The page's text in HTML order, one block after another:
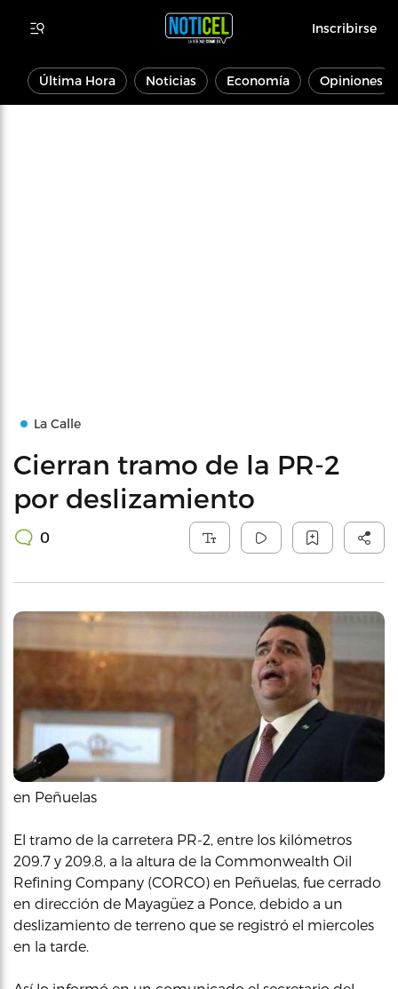
Inscribirse
Última Hora Noticias Economía Opiniones
La Calle
Cierran tramo de la PR-2
por deslizamiento
0
en Peñuelas
El tramo de la carretera PR-2, entre los kilómetros
209.7 y 209.8, a la altura de la Commonwealth Oil
Refining Company (CORCO) en Peñuelas, fue cerrado
en dirección de Mayagüez a Ponce, debido a un
deslizamiento de terreno que se registró el miercoles
en la tarde.